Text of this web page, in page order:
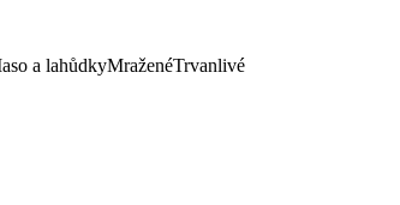
a lahůdkyMraženéTrvanlivé